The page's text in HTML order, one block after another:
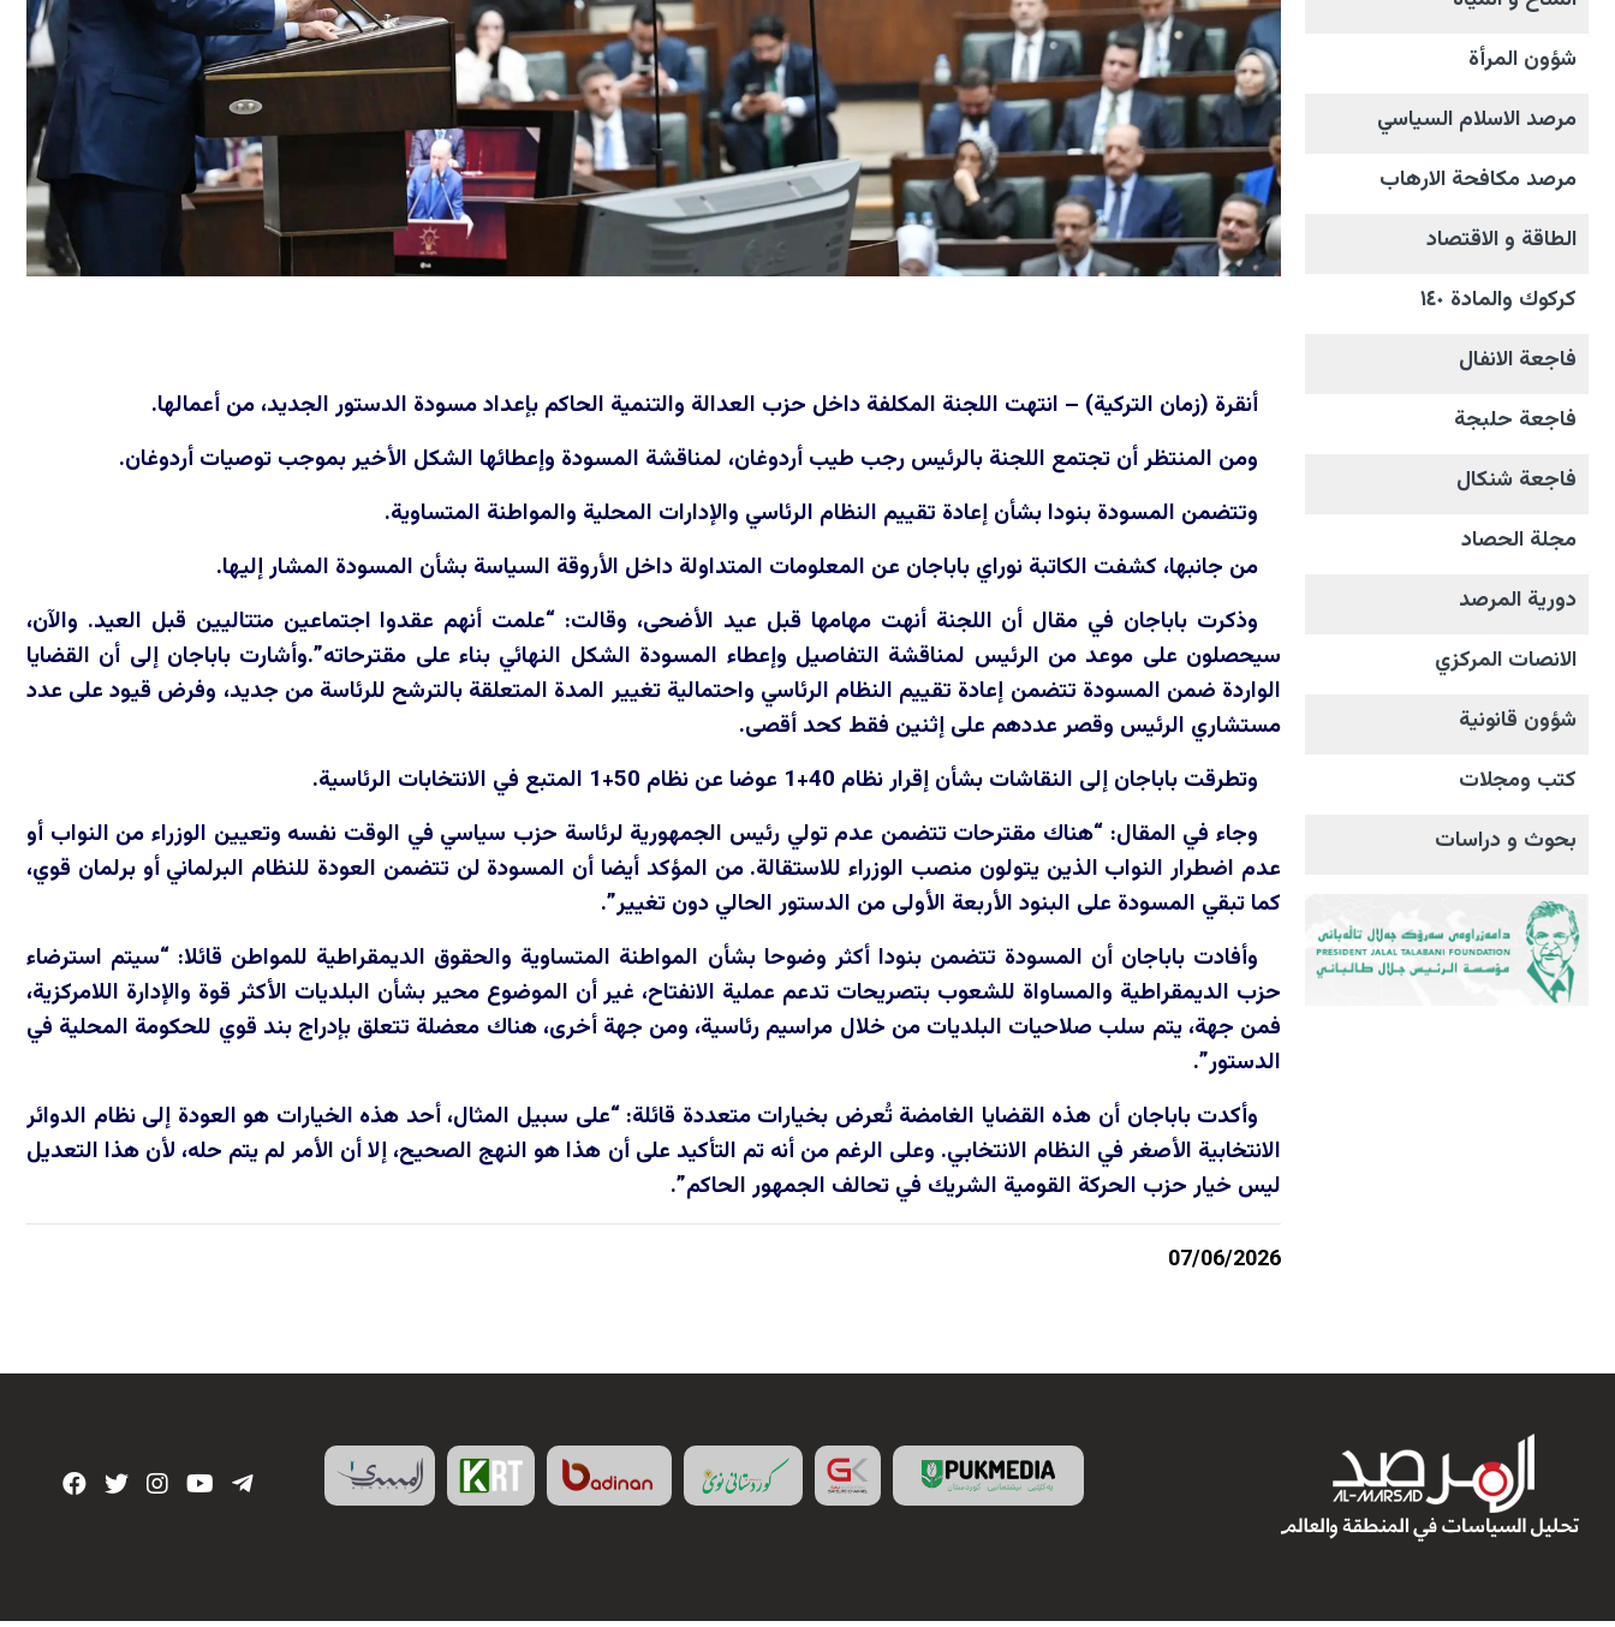
شؤون المرأة
مرصد الاسلام السياسي
مرصد مكافحة الارهاب
الطاقة و الاقتصاد
كركوك والمادة ١٤٠
فاجعة الانفال
فاجعة حلبجة
فاجعة شنكال
مجلة الحصاد
دورية المرصد
الانصات المرکزي
شؤون قانونية
كتب ومجلات
بحوث و دراسات
أنقرة (زمان التركية) – انتهت اللجنة المكلفة داخل حزب العدالة والتنمية الحاكم بإعداد مسودة الدستور الجديد، من أعمالها.
ومن المنتظر أن تجتمع اللجنة بالرئيس رجب طيب أردوغان، لمناقشة المسودة وإعطائها الشكل الأخير بموجب توصيات أردوغان.
وتتضمن المسودة بنودا بشأن إعادة تقييم النظام الرئاسي والإدارات المحلية والمواطنة المتساوية.
من جانبها، كشفت الكاتبة نوراي باباجان عن المعلومات المتداولة داخل الأروقة السياسة بشأن المسودة المشار إليها.
وذكرت باباجان في مقال أن اللجنة أنهت مهامها قبل عيد الأضحى، وقالت: “علمت أنهم عقدوا اجتماعين متتاليين قبل العيد. والآن،
سيحصلون على موعد من الرئيس لمناقشة التفاصيل وإعطاء المسودة الشكل النهائي بناء على مقترحاته”.وأشارت باباجان إلى أن القضايا
الواردة ضمن المسودة تتضمن إعادة تقييم النظام الرئاسي واحتمالية تغيير المدة المتعلقة بالترشح للرئاسة من جديد، وفرض قيود على عدد
مستشاري الرئيس وقصر عددهم على إثنين فقط كحد أقصى.
وتطرقت باباجان إلى النقاشات بشأن إقرار نظام 40+1 عوضا عن نظام 50+1 المتبع في الانتخابات الرئاسية.
وجاء في المقال: “هناك مقترحات تتضمن عدم تولي رئيس الجمهورية لرئاسة حزب سياسي في الوقت نفسه وتعيين الوزراء من النواب أو
عدم اضطرار النواب الذين يتولون منصب الوزراء للاستقالة. من المؤكد أيضا أن المسودة لن تتضمن العودة للنظام البرلماني أو برلمان قوي،
كما تبقي المسودة على البنود الأربعة الأولى من الدستور الحالي دون تغيير”.
وأفادت باباجان أن المسودة تتضمن بنودا أكثر وضوحا بشأن المواطنة المتساوية والحقوق الديمقراطية للمواطن قائلا: “سيتم استرضاء
حزب الديمقراطية والمساواة للشعوب بتصريحات تدعم عملية الانفتاح، غير أن الموضوع محير بشأن البلديات الأكثر قوة والإدارة اللامركزية،
فمن جهة، يتم سلب صلاحيات البلديات من خلال مراسيم رئاسية، ومن جهة أخرى، هناك معضلة تتعلق بإدراج بند قوي للحكومة المحلية في
الدستور”.
وأكدت باباجان أن هذه القضايا الغامضة تُعرض بخيارات متعددة قائلة: “على سبيل المثال، أحد هذه الخيارات هو العودة إلى نظام الدوائر
الانتخابية الأصغر في النظام الانتخابي. وعلى الرغم من أنه تم التأكيد على أن هذا هو النهج الصحيح، إلا أن الأمر لم يتم حله، لأن هذا التعديل
ليس خيار حزب الحركة القومية الشريك في تحالف الجمهور الحاكم”.
07/06/2026